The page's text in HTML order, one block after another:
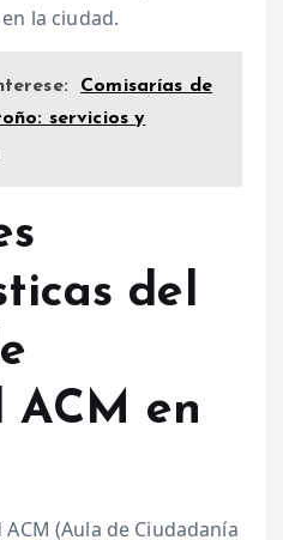
la ciudad.
Comisarías de
servicios y
del
ACM en
(Aula de Ciudadanía